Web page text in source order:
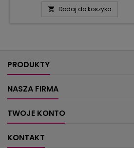
jak wykorzystać własne zdolności do
 Dodaj do koszyka
PRODUKTY
NASZA FIRMA
TWOJE KONTO
KONTAKT